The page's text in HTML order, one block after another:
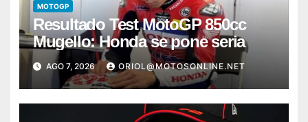
MOTOGP
Resultado Test MotoGP 850cc
Mugello: Honda se pone seria
AGO 7, 2026 ORIOL@MOTOSONLINE.NET